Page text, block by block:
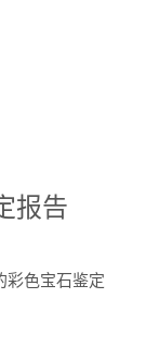
报告
彩色宝石鉴定